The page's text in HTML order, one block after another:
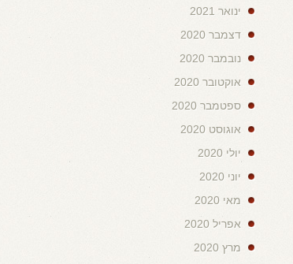
ינואר 2021
דצמבר 2020
נובמבר 2020
אוקטובר 2020
ספטמבר 2020
אוגוסט 2020
יולי 2020
יוני 2020
מאי 2020
אפריל 2020
מרץ 2020